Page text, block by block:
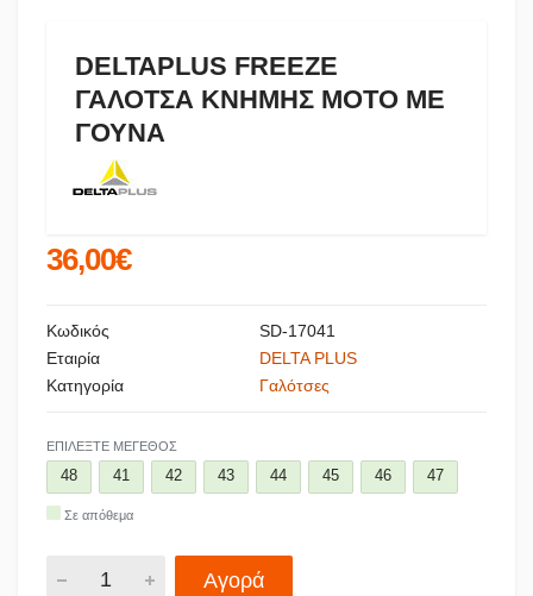
DELTAPLUS FREEZE
ΓΑΛΟΤΣΑ ΚΝΗΜΗΣ MOTO ΜΕ
ΓΟΥΝΑ
36,00€
Κωδικός
SD-17041
Εταιρία
DELTA PLUS
Κατηγορία
Γαλότσες
ΕΠΙΛΈΞΤΕ ΜΈΓΕΘΟΣ
48 41 42 43 44 45 46 47
Σε απόθεμα
Αγορά